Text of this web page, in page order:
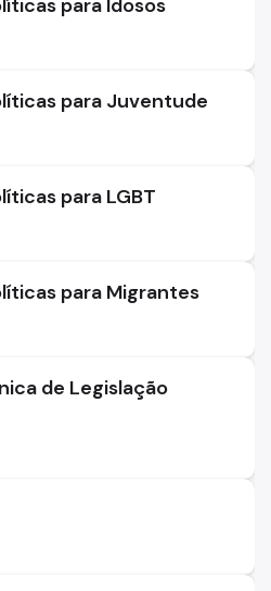
para Idosos
para Juventude
para LGBT
para Migrantes
de Legislação